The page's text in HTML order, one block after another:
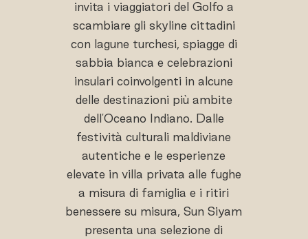
invita i viaggiatori del Golfo a
scambiare gli skyline cittadini
con lagune turchesi, spiagge di
sabbia bianca e celebrazioni
insulari coinvolgenti in alcune
delle destinazioni più ambite
dell'Oceano Indiano. Dalle
festività culturali maldiviane
autentiche e le esperienze
elevate in villa privata alle fughe
a misura di famiglia e i ritiri
benessere su misura, Sun Siyam
presenta una selezione di